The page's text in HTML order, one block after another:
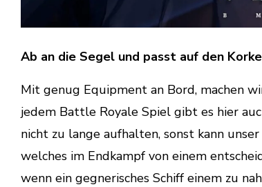
Ab an die Segel und passt auf den
Mit genug Equipment an Bord, machen
jedem Battle Royale Spiel gibt es hier
nicht zu lange aufhalten, sonst kann
welches im Endkampf von einem
wenn ein gegnerisches Schiff einem zu